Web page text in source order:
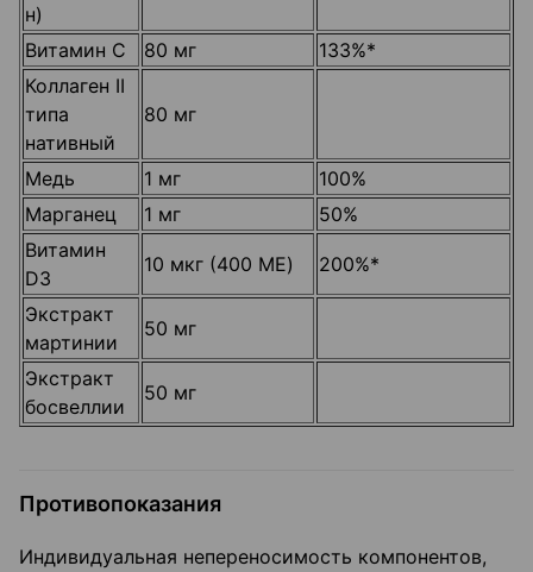
н)
Витамин С 80 мг
133%*
Коллаген II
типа
нативный
80 мг
Медь 1 мг
100%
Марганец
1 мг
50%
Витамин
D3
10 мкг (400 ME) 200%*
Экстракт
мартинии
50 мг
Экстракт
босвеллии
50 мг
Противопоказания
Индивидуальная непереносимость компонентов,